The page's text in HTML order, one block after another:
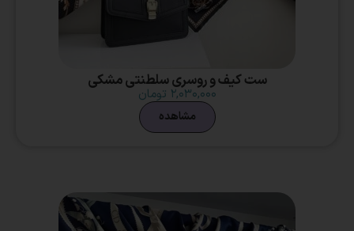
ست کیف و روسری سلطنتی مشکی
۲,۰۳۰,۰۰۰ تومان
مشاهده